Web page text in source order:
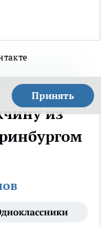
Принять
из